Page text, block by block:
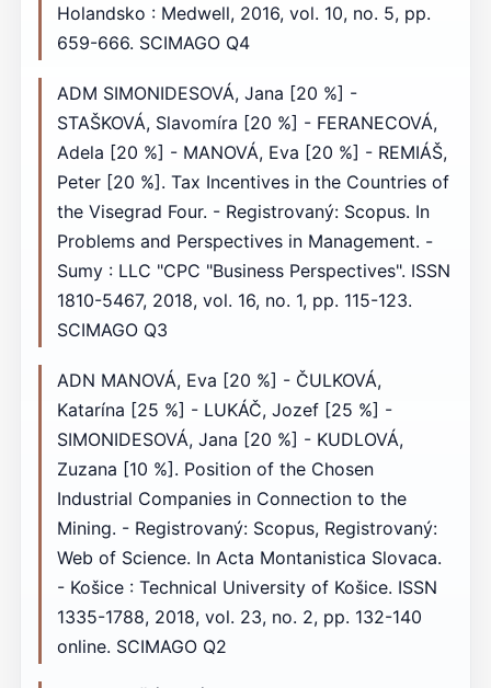
Holandsko : Medwell, 2016, vol. 10, no. 5, pp.
659-666. SCIMAGO Q4
ADM SIMONIDESOVÁ, Jana [20 %] -
STAŠKOVÁ, Slavomíra [20 %] - FERANECOVÁ,
Adela [20 %] - MANOVÁ, Eva [20 %] - REMIÁŠ,
Peter [20 %]. Tax Incentives in the Countries of
the Visegrad Four. - Registrovaný: Scopus. In
Problems and Perspectives in Management. -
Sumy : LLC "СPС "Business Perspectives". ISSN
1810-5467, 2018, vol. 16, no. 1, pp. 115-123.
SCIMAGO Q3
ADN MANOVÁ, Eva [20 %] - ČULKOVÁ,
Katarína [25 %] - LUKÁČ, Jozef [25 %] -
SIMONIDESOVÁ, Jana [20 %] - KUDLOVÁ,
Zuzana [10 %]. Position of the Chosen
Industrial Companies in Connection to the
Mining. - Registrovaný: Scopus, Registrovaný:
Web of Science. In Acta Montanistica Slovaca.
- Košice : Technical University of Košice. ISSN
1335-1788, 2018, vol. 23, no. 2, pp. 132-140
online. SCIMAGO Q2